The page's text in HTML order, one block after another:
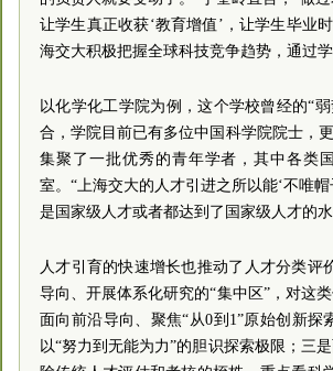
让学生真正收获‘教育增值’，让学生毕业
海交大积极把握全球科技竞争趋势，通过
以化学化工学院为例，这个学校曾经的“
合，学院目前已有多位中国科学院院士，
集聚了一批优秀的青年学者，其中各类
室。“上海交大的人才引进之所以能‘不唯
是国家级人才或者都达到了国家级人才的
人才引育的快速增长也推动了人才分类
导向、开展体系化研究的“集中区”，对这
面向前沿导向、聚焦“从0到1”原始创新探
以“努力到无能为力”的胆识探索极限；三